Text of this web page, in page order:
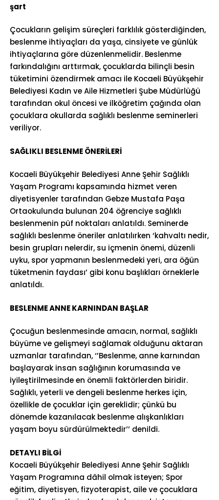
şart
Çocukların gelişim süreçleri farklılık gösterdiğinden,
beslenme ihtiyaçları da yaşa, cinsiyete ve günlük
ihtiyaçlarına göre düzenlenmelidir. Beslenme
farkındalığını arttırmak, çocuklarda bilinçli besin
tüketimini özendirmek amacı ile Kocaeli Büyükşehir
Belediyesi Kadın ve Aile Hizmetleri Şube Müdürlüğü
tarafından okul öncesi ve ilköğretim çağında olan
çocuklara okullarda sağlıklı beslenme seminerleri
veriliyor.
SAĞLIKLI BESLENME ÖNERİLERİ
Kocaeli Büyükşehir Belediyesi Anne Şehir Sağlıklı
Yaşam Programı kapsamında hizmet veren
diyetisyenler tarafından Gebze Mustafa Paşa
Ortaokulunda bulunan 204 öğrenciye sağlıklı
beslenmenin püf noktaları anlatıldı. Seminerde
sağlıklı beslenme öneriler anlatılırken ‘kahvaltı nedir,
besin grupları nelerdir, su içmenin önemi, düzenli
uyku, spor yapmanın beslenmedeki yeri, ara öğün
tüketmenin faydası’ gibi konu başlıkları örneklerle
anlatıldı.
BESLENME ANNE KARNINDAN BAŞLAR
Çocuğun beslenmesinde amacın, normal, sağlıklı
büyüme ve gelişmeyi sağlamak olduğunu aktaran
uzmanlar tarafından, ‘’Beslenme, anne karnından
başlayarak insan sağlığının korumasında ve
iyileştirilmesinde en önemli faktörlerden biridir.
Sağlıklı, yeterli ve dengeli beslenme herkes için,
özellikle de çocuklar için gereklidir; çünkü bu
dönemde kazanılacak beslenme alışkanlıkları
yaşam boyu sürdürülmektedir’’ denildi.
DETAYLI BİLGİ
Kocaeli Büyükşehir Belediyesi Anne Şehir Sağlıklı
Yaşam Programına dâhil olmak isteyen; Spor
eğitim, diyetisyen, fizyoterapist, aile ve çocuklara